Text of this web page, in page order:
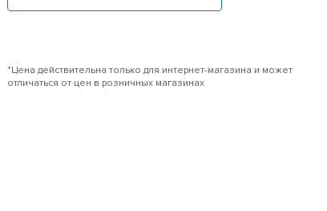
*Цена действительна только для интернет-магазина и может
отличаться от цен в розничных магазинах